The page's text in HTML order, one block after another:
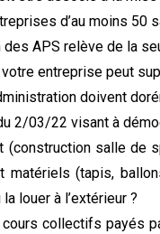
d’au moins
APS relève de la
entreprise peut
doivent
2/03/22 visant à
(construction salle de
matériels (tapis,
louer à l’extérieur ?
collectifs payés